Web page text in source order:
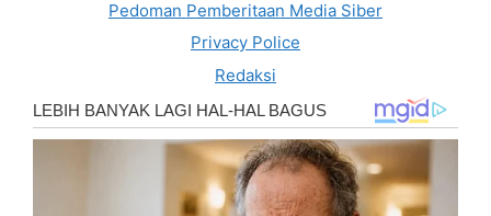
Pedoman Pemberitaan Media Siber
Privacy Police
Redaksi